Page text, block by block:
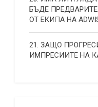
БЪДЕ
ОТ ЕКИПА НА
21. ЗАЩО
ИМПРЕСИИТЕ НА